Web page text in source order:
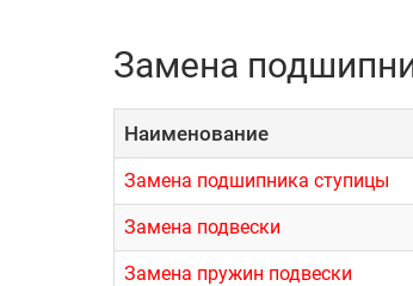
Замена
Наименование
Замена подшипника ступицы
Замена подвески
Замена пружин подвески